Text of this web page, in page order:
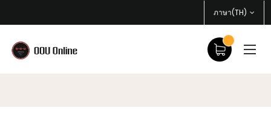
ภาษา(TH)